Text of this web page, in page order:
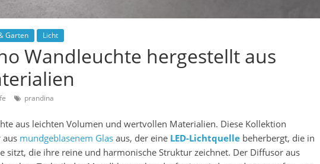
Garten Licht
Wandleuchte hergestellt aus
prandina
aus leichten Volumen und wertvollen Materialien. Diese Kollektion
aus mundgeblasenem Glas aus, der eine LED-Lichtquelle beherbergt, die in
sitzt, die ihre reine und harmonische Struktur zeichnet. Der Diffusor aus